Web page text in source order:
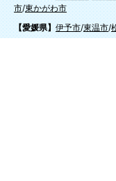
市/東かがわ市
【愛媛県】 伊予市/東温市/